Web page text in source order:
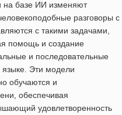
на базе ИИ изменяют
разговоры с
с такими задачами,
помощь и создание
и последовательные
языке. Эти модели
обучаются и
обеспечивая
удовлетворенность